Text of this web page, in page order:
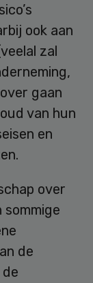
ook aan
zal
gaan
van hun
en
over
de